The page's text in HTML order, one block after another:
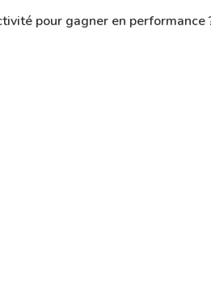
pour gagner en performance